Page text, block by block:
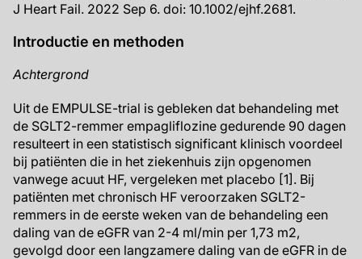
J Heart Fail. 2022 Sep 6. doi: 10.1002/ejhf.2681.
Introductie en methoden
Achtergrond
Uit de EMPULSE-trial is gebleken dat behandeling met
de SGLT2-remmer empagliflozine gedurende 90 dagen
resulteert in een statistisch significant klinisch voordeel
bij patiënten die in het ziekenhuis zijn opgenomen
vanwege acuut HF, vergeleken met placebo [1]. Bij
patiënten met chronisch HF veroorzaken SGLT2-
remmers in de eerste weken van de behandeling een
daling van de eGFR van 2-4 ml/min per 1,73 m2,
gevolgd door een langzamere daling van de eGFR in de